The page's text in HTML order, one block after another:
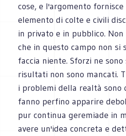
cose, e l'argomento fornisce
elemento di colte e civili
in privato e in pubblico.
che in questo campo non si
faccia niente. Sforzi ne
risultati non sono mancati.
i problemi della realtà sono
fanno perfino apparire
pur continua geremiade in
avere un'idea concreta e